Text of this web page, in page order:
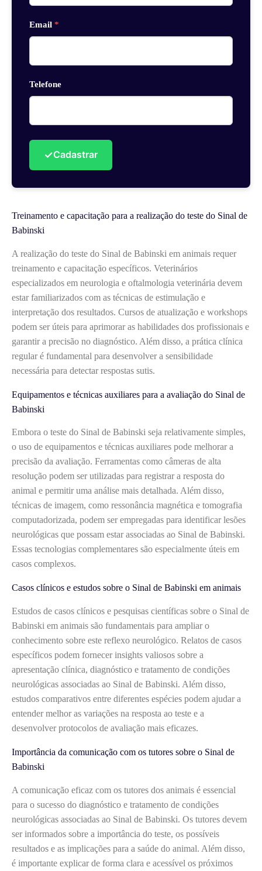
Email *
Telefone
✓Cadastrar
Treinamento e capacitação para a realização do teste do Sinal de
Babinski
A realização do teste do Sinal de Babinski em animais requer
treinamento e capacitação específicos. Veterinários
especializados em neurologia e oftalmologia veterinária devem
estar familiarizados com as técnicas de estimulação e
interpretação dos resultados. Cursos de atualização e workshops
podem ser úteis para aprimorar as habilidades dos profissionais e
garantir a precisão no diagnóstico. Além disso, a prática clínica
regular é fundamental para desenvolver a sensibilidade
necessária para detectar respostas sutis.
Equipamentos e técnicas auxiliares para a avaliação do Sinal de
Babinski
Embora o teste do Sinal de Babinski seja relativamente simples,
o uso de equipamentos e técnicas auxiliares pode melhorar a
precisão da avaliação. Ferramentas como câmeras de alta
resolução podem ser utilizadas para registrar a resposta do
animal e permitir uma análise mais detalhada. Além disso,
técnicas de imagem, como ressonância magnética e tomografia
computadorizada, podem ser empregadas para identificar lesões
neurológicas que possam estar associadas ao Sinal de Babinski.
Essas tecnologias complementares são especialmente úteis em
casos complexos.
Casos clínicos e estudos sobre o Sinal de Babinski em animais
Estudos de casos clínicos e pesquisas científicas sobre o Sinal de
Babinski em animais são fundamentais para ampliar o
conhecimento sobre este reflexo neurológico. Relatos de casos
específicos podem fornecer insights valiosos sobre a
apresentação clínica, diagnóstico e tratamento de condições
neurológicas associadas ao Sinal de Babinski. Além disso,
estudos comparativos entre diferentes espécies podem ajudar a
entender melhor as variações na resposta ao teste e a
desenvolver protocolos de avaliação mais eficazes.
Importância da comunicação com os tutores sobre o Sinal de
Babinski
A comunicação eficaz com os tutores dos animais é essencial
para o sucesso do diagnóstico e tratamento de condições
neurológicas associadas ao Sinal de Babinski. Os tutores devem
ser informados sobre a importância do teste, os possíveis
resultados e as implicações para a saúde do animal. Além disso,
é importante explicar de forma clara e acessível os próximos